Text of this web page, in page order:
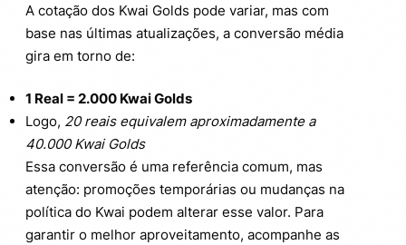
A cotação dos Kwai Golds pode variar, mas com
base nas últimas atualizações, a conversão média
gira em torno de:
1 Real = 2.000 Kwai Golds
Logo, 20 reais equivalem aproximadamente a
40.000 Kwai Golds
Essa conversão é uma referência comum, mas
atenção: promoções temporárias ou mudanças na
política do Kwai podem alterar esse valor. Para
garantir o melhor aproveitamento, acompanhe as